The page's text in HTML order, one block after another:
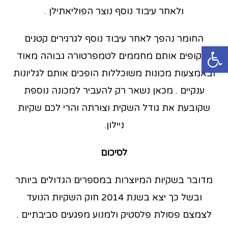
פתח סרגל נגישות
ולאחר עיבוד נוסף נוצר הפוליאתילן .
החומר נהפך לאחר עיבוד נוסף לגרגירים קטנים
ושקופים אותם מחממים לטמפרטורה גבוהה מאוד
ובאמצעות מכונות משוכללות הופכים אותם לגליונות
ענקיים . מכאן נשאר רק להעביר למכונה נוספת
שקובעת את גודל השקית וצורתה והרי לכם שקיות
ניילון.
לסיכום
מדובר בשקיות המיוצרות במספרים הגדולים ביותר
ובשל כך יצא בשנת 2014 חוק השקיות הנועד
לצמצם פסולת פלסטיק ולמנוע מפגעים סביבתיים .